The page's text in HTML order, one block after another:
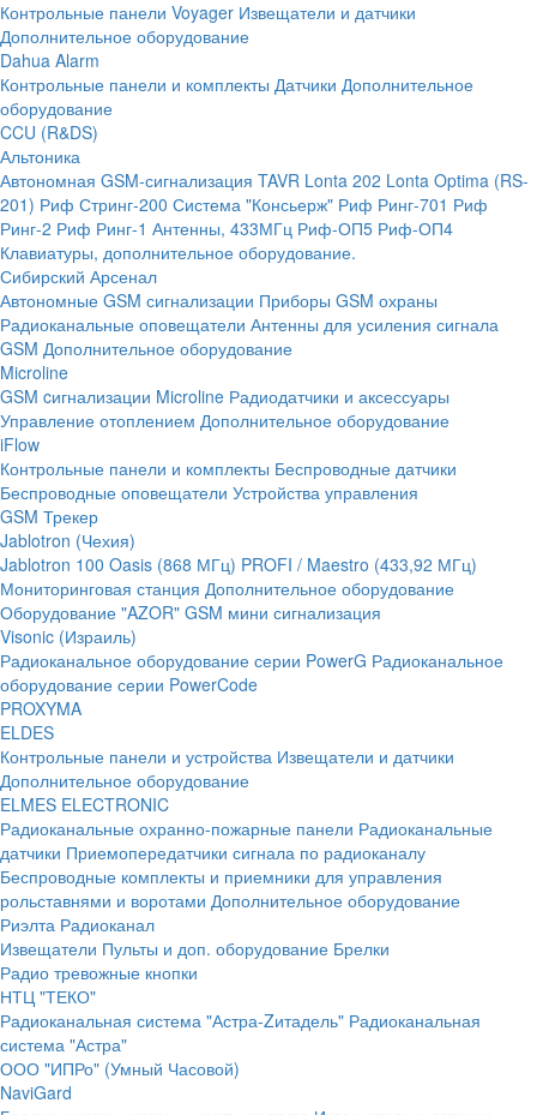
Контрольные панели Voyager Извещатели и датчики
Дополнительное оборудование
Dahua Alarm
Контрольные панели и комплекты Датчики Дополнительное
оборудование
CCU (R&DS)
Альтоника
Автономная GSM-сигнализация TAVR Lonta 202 Lonta Optima (RS-
201) Риф Стринг-200 Система "Консьерж" Риф Ринг-701 Риф
Ринг-2 Риф Ринг-1 Антенны, 433МГц Риф-ОП5 Риф-ОП4
Клавиатуры, дополнительное оборудование.
Сибирский Арсенал
Автономные GSM сигнализации Приборы GSM охраны
Радиоканальные оповещатели Антенны для усиления сигнала
GSM Дополнительное оборудование
Microline
GSM cигнализации Microline Радиодатчики и аксессуары
Управление отоплением Дополнительное оборудование
iFlow
Контрольные панели и комплекты Беспроводные датчики
Беспроводные оповещатели Устройства управления
GSM Трекер
Jablotron (Чехия)
Jablotron 100 Oasis (868 МГц) PROFI / Maestro (433,92 МГц)
Мониторинговая станция Дополнительное оборудование
Оборудование "AZOR" GSM мини сигнализация
Visonic (Израиль)
Радиоканальное оборудование серии PowerG Радиоканальное
оборудование серии PowerCode
PROXYMA
ELDES
Контрольные панели и устройства Извещатели и датчики
Дополнительное оборудование
ELMES ELECTRONIC
Радиоканальные охранно-пожарные панели Радиоканальные
датчики Приемопередатчики сигнала по радиоканалу
Беспроводные комплекты и приемники для управления
рольставнями и воротами Дополнительное оборудование
Риэлта Радиоканал
Извещатели Пульты и доп. оборудование Брелки
Радио тревожные кнопки
НТЦ "ТЕКО"
Радиоканальная система "Астра-Zитадель" Радиоканальная
система "Астра"
ООО "ИПРо" (Умный Часовой)
NaviGard